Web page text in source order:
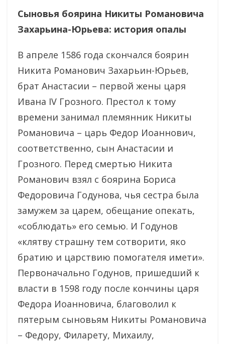
Сыновья боярина Никиты Романовича
Захарьина-Юрьева: история опалы
В апреле 1586 года скончался боярин
Никита Романович Захарьин-Юрьев,
брат Анастасии – первой жены царя
Ивана IV Грозного. Престол к тому
времени занимал племянник Никиты
Романовича – царь Федор Иоаннович,
соответственно, сын Анастасии и
Грозного. Перед смертью Никита
Романович взял с боярина Бориса
Федоровича Годунова, чья сестра была
замужем за царем, обещание опекать,
«соблюдать» его семью. И Годунов
«клятву страшну тем сотворити, яко
братию и царствию помогателя имети».
Первоначально Годунов, пришедший к
власти в 1598 году после кончины царя
Федора Иоанновича, благоволил к
пятерым сыновьям Никиты Романовича
– Федору, Филарету, Михаилу,